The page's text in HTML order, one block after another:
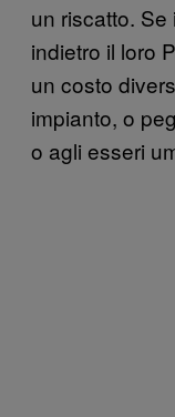
un riscatto.
indietro il loro
un costo
impianto, o
o agli esseri